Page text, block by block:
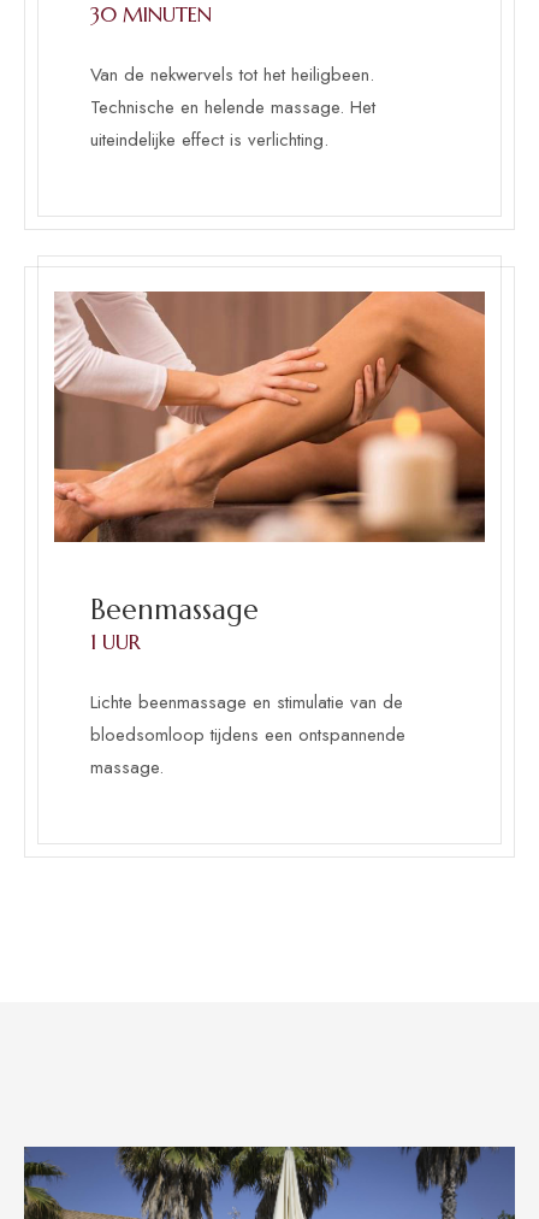
30 MINUTEN
Van de nekwervels tot het heiligbeen.
Technische en helende massage. Het
uiteindelijke effect is verlichting.
Beenmassage
1 UUR
Lichte beenmassage en stimulatie van de
bloedsomloop tijdens een ontspannende
massage.